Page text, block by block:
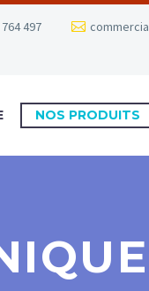
497
NOS PRODUITS